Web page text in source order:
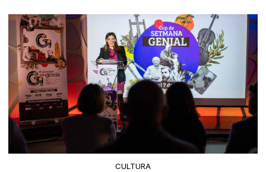
CULTURA